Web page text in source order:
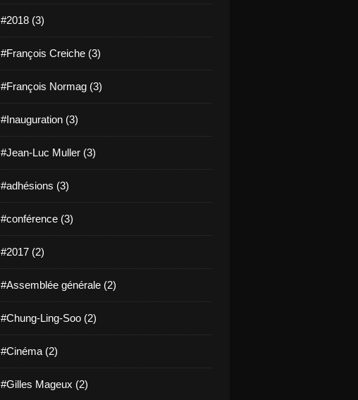
#2018 (3)
#François Creiche (3)
#François Normag (3)
#Inauguration (3)
#Jean-Luc Muller (3)
#adhésions (3)
#conférence (3)
#2017 (2)
#Assemblée générale (2)
#Chung-Ling-Soo (2)
#Cinéma (2)
#Gilles Mageux (2)